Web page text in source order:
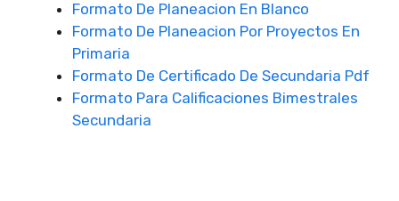
Formato De Planeacion En Blanco
Formato De Planeacion Por Proyectos En
Primaria
Formato De Certificado De Secundaria Pdf
Formato Para Calificaciones Bimestrales
Secundaria